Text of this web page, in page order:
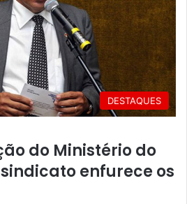
DESTAQUES
do Ministério do
enfurece os